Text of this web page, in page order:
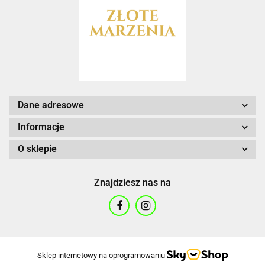
Dane adresowe
Informacje
O sklepie
Znajdziesz nas na
Sklep internetowy na oprogramowaniu